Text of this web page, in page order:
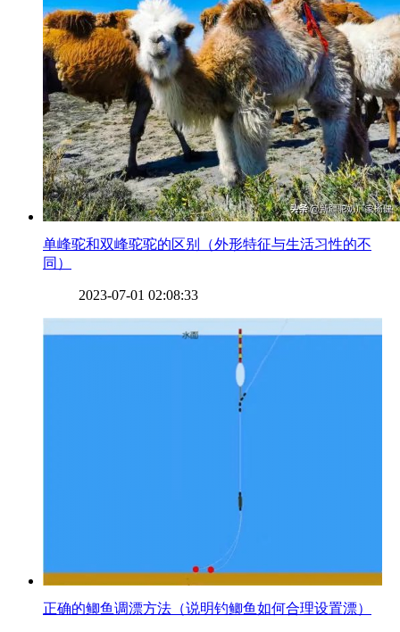
​单峰驼和双峰驼驼的区别（外形特征与生活习性的不
同）
2023-07-01 02:08:33
​正确的鲫鱼调漂方法（说明钓鲫鱼如何合理设置漂）